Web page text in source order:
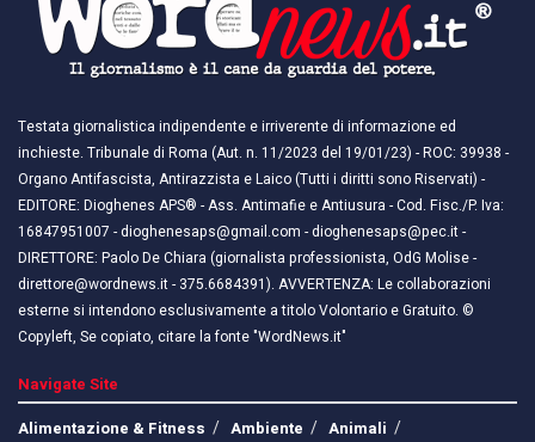
Testata giornalistica indipendente e irriverente di informazione ed
inchieste. Tribunale di Roma (Aut. n. 11/2023 del 19/01/23) - ROC: 39938 -
Organo Antifascista, Antirazzista e Laico (Tutti i diritti sono Riservati) -
EDITORE: Dioghenes APS® - Ass. Antimafie e Antiusura - Cod. Fisc./P. Iva:
16847951007 - dioghenesaps@gmail.com - dioghenesaps@pec.it - ​​
DIRETTORE: Paolo De Chiara (giornalista professionista, OdG Molise -
direttore@wordnews.it - ​​375.6684391). AVVERTENZA: Le collaborazioni
esterne si intendono esclusivamente a titolo Volontario e Gratuito. ©
Copyleft, Se copiato, citare la fonte "WordNews.it"
Navigate Site
Alimentazione & Fitness
Ambiente
Animali